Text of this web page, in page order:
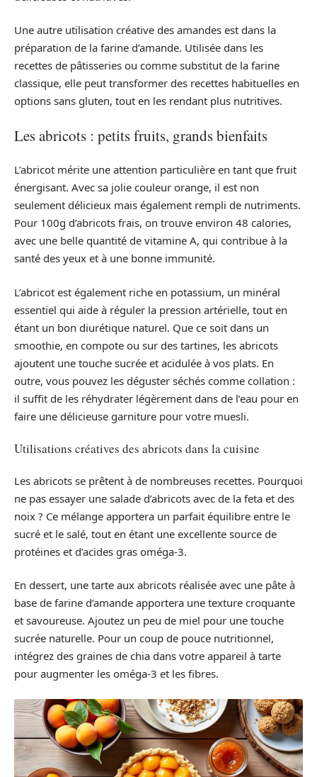
Une autre utilisation créative des amandes est dans la
préparation de la farine d’amande. Utilisée dans les
recettes de pâtisseries ou comme substitut de la farine
classique, elle peut transformer des recettes habituelles en
options sans gluten, tout en les rendant plus nutritives.
Les abricots : petits fruits, grands bienfaits
L’abricot mérite une attention particulière en tant que fruit
énergisant. Avec sa jolie couleur orange, il est non
seulement délicieux mais également rempli de nutriments.
Pour 100g d’abricots frais, on trouve environ 48 calories,
avec une belle quantité de vitamine A, qui contribue à la
santé des yeux et à une bonne immunité.
L’abricot est également riche en potassium, un minéral
essentiel qui aide à réguler la pression artérielle, tout en
étant un bon diurétique naturel. Que ce soit dans un
smoothie, en compote ou sur des tartines, les abricots
ajoutent une touche sucrée et acidulée à vos plats. En
outre, vous pouvez les déguster séchés comme collation :
il suffit de les réhydrater légèrement dans de l’eau pour en
faire une délicieuse garniture pour votre muesli.
Utilisations créatives des abricots dans la cuisine
Les abricots se prêtent à de nombreuses recettes. Pourquoi
ne pas essayer une salade d’abricots avec de la feta et des
noix ? Ce mélange apportera un parfait équilibre entre le
sucré et le salé, tout en étant une excellente source de
protéines et d’acides gras oméga-3.
En dessert, une tarte aux abricots réalisée avec une pâte à
base de farine d’amande apportera une texture croquante
et savoureuse. Ajoutez un peu de miel pour une touche
sucrée naturelle. Pour un coup de pouce nutritionnel,
intégrez des graines de chia dans votre appareil à tarte
pour augmenter les oméga-3 et les fibres.